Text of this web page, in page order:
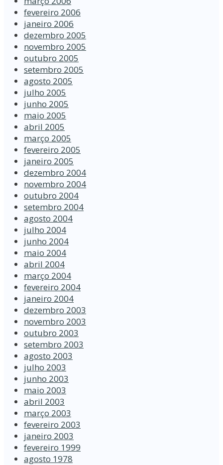
fevereiro 2006
janeiro 2006
dezembro 2005
novembro 2005
outubro 2005
setembro 2005
agosto 2005
julho 2005
junho 2005
maio 2005
abril 2005
março 2005
fevereiro 2005
janeiro 2005
dezembro 2004
novembro 2004
outubro 2004
setembro 2004
agosto 2004
julho 2004
junho 2004
maio 2004
abril 2004
março 2004
fevereiro 2004
janeiro 2004
dezembro 2003
novembro 2003
outubro 2003
setembro 2003
agosto 2003
julho 2003
junho 2003
maio 2003
abril 2003
março 2003
fevereiro 2003
janeiro 2003
fevereiro 1999
agosto 1978